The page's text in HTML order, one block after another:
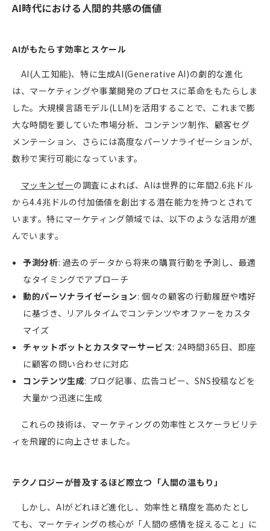
AI時代における人間的共感の価値
AIがもたらす効率とスケール
AI(人工知能)、特に生成AI(Generative AI)の劇的な進化
は、マーケティングや事業開発のプロセスに革命をもたらしま
した。大規模言語モデル(LLM)を活用することで、これまで膨
大な時間を要していた市場分析、コンテンツ制作、顧客セグ
メンテーション、さらには高度なパーソナライゼーションが、
数秒で実行可能になっています。
マッキンゼーの調査によれば、AIは世界的に年間2.6兆ドル
から4.4兆ドルの付加価値を創出する潜在能力を持つとされて
います。特にマーケティング領域では、以下のような活用が進
んでいます。
予測分析: 過去のデータから将来の購買行動を予測し、最適
なタイミングでアプローチ
動的パーソナライゼーション:個々の顧客の行動履歴や嗜好
に基づき、リアルタイムでコンテンツやオファーをカスタ
マイズ
チャットボットとカスタマーサービス: 24時間365 日、即座
に顧客の問い合わせに対応
コンテンツ生成: ブログ記事、広告コピー、 SNS投稿などを
大量かつ迅速に生成
これらの技術は、マーケティングの効率性とスケーラビリテ
ィを飛躍的に向上させました。
テクノロジーが普及するほど際立つ「人間の温もり」
しかし、 AIがどれほど進化し、効率性と精度を高めたとし
ても、マーケティングの核心が「人間の感情を捉えること」に